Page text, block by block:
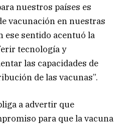
nuestros países es
vacunación en nuestras
ese sentido acentuó la
tecnología y
las capacidades de
de las vacunas”.
a advertir que
para que la vacuna